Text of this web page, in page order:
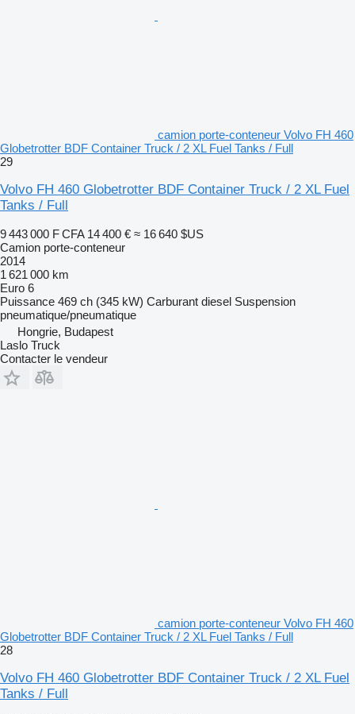
camion porte-conteneur Volvo FH 460
Globetrotter BDF Container Truck / 2 XL Fuel Tanks / Full
29
Volvo FH 460 Globetrotter BDF Container Truck / 2 XL Fuel
Tanks / Full
9 443 000 F CFA 14 400 € ≈ 16 640 $US
Camion porte-conteneur
2014
1 621 000 km
Euro 6
Puissance 469 ch (345 kW) Carburant diesel Suspension
pneumatique/pneumatique
Hongrie, Budapest
Laslo Truck
Contacter le vendeur
camion porte-conteneur Volvo FH 460
Globetrotter BDF Container Truck / 2 XL Fuel Tanks / Full
28
Volvo FH 460 Globetrotter BDF Container Truck / 2 XL Fuel
Tanks / Full